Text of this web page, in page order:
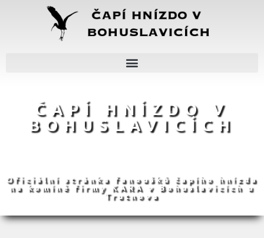
ČAPÍ HNÍZDO V
BOHUSLAVICÍCH
Oficiální stránka fanoušků čapího hnízda
na komíně firmy KARA v Bohuslavicích u
Trutnova